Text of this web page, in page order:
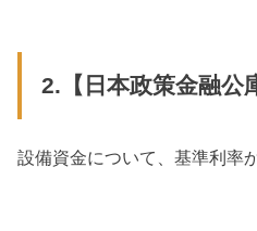
2.【日本政策金融公
設備資金について、基準利率